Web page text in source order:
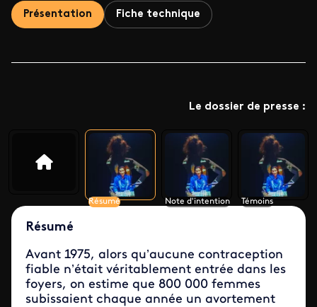
Présentation Fiche technique
Le dossier de presse :
Résumé Note d'intention Témoins
Résumé
Avant 1975, alors qu’aucune contraception
fiable n’était véritablement entrée dans les
foyers, on estime que 800 000 femmes
subissaient chaque année un avortement